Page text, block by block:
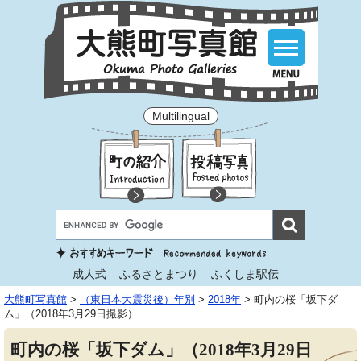
Multilingual
成人式 ふるさとまつり ふくしま駅伝
大熊町写真館 > （東日本大震災後）年別 > 2018年 > 町内の桜「坂下ダ
ム」（2018年3月29日撮影）
町内の桜「坂下ダム」（2018年3月29日